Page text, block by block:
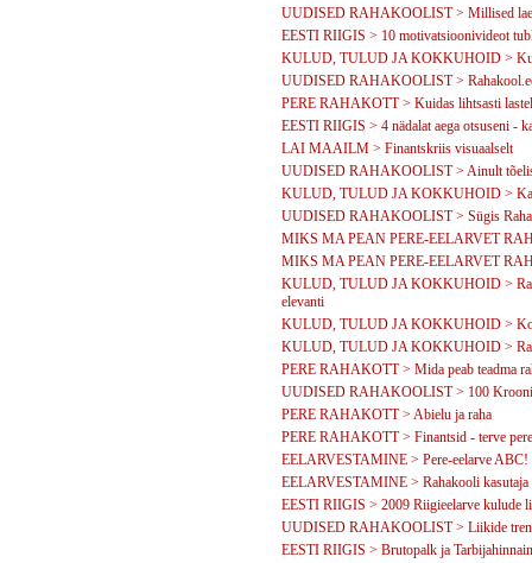
UUDISED RAHAKOOLIST > Millised
EESTI RIIGIS > 10 motivatsioonivideot
KULUD, TULUD JA KOKKUHOID >
UUDISED RAHAKOOLIST >
PERE RAHAKOTT > Kuidas lihtsasti
EESTI RIIGIS > 4 nädalat aega otsuseni -
LAI MAAILM > Finantskriis visuaalselt
UUDISED RAHAKOOLIST > Ainult
KULUD, TULUD JA KOKKUHOID >
UUDISED RAHAKOOLIST > Sügis
MIKS MA PEAN PERE-EELARVET
MIKS MA PEAN PERE-EELARVET
KULUD, TULUD JA KOKKUHOID >
elevanti
KULUD, TULUD JA KOKKUHOID >
KULUD, TULUD JA KOKKUHOID >
PERE RAHAKOTT > Mida peab teadma
UUDISED RAHAKOOLIST > 100 Krooni
PERE RAHAKOTT > Abielu ja raha
PERE RAHAKOTT > Finantsid - terve
EELARVESTAMINE > Pere-eelarve ABC!
EELARVESTAMINE > Rahakooli kasutaja
EESTI RIIGIS > 2009 Riigieelarve kulude
UUDISED RAHAKOOLIST > Liikide
EESTI RIIGIS > Brutopalk ja